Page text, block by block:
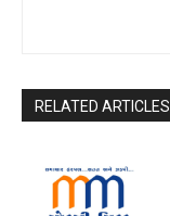
RELATED ARTICLES